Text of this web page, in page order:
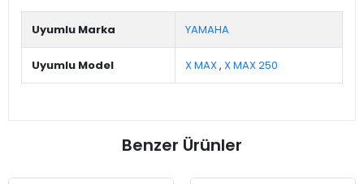
Uyumlu Marka YAMAHA
Uyumlu Model X MAX, X MAX 250
Benzer Ürünler